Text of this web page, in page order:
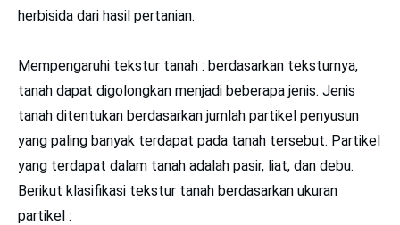
herbisida dari hasil pertanian.
Mempengaruhi tekstur tanah : berdasarkan teksturnya,
tanah dapat digolongkan menjadi beberapa jenis. Jenis
tanah ditentukan berdasarkan jumlah partikel penyusun
yang paling banyak terdapat pada tanah tersebut. Partikel
yang terdapat dalam tanah adalah pasir, liat, dan debu.
Berikut klasifikasi tekstur tanah berdasarkan ukuran
partikel :